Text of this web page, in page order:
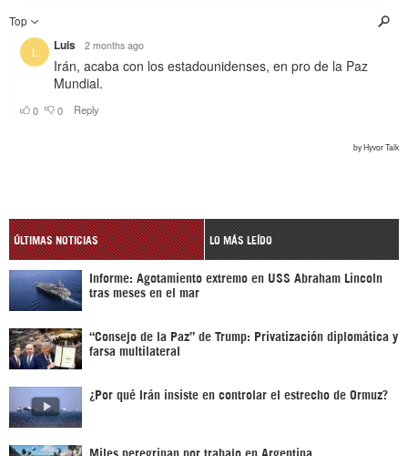
ÚLTIMAS NOTICIAS LO MÁS LEÍDO
Informe: Agotamiento extremo en USS Abraham Lincoln
tras meses en el mar
“Consejo de la Paz” de Trump: Privatización diplomática y
farsa multilateral
¿Por qué Irán insiste en controlar el estrecho de Ormuz?
Miles peregrinan por trabajo en Argentina